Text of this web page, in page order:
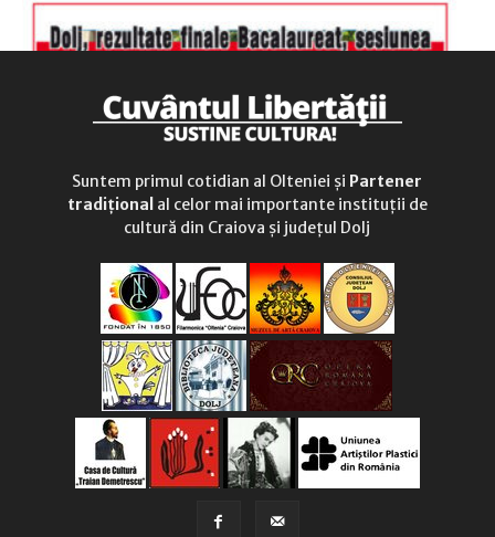
Suntem primul cotidian al Olteniei și Partener
tradițional al celor mai importante instituții de
cultură din Craiova și județul Dolj